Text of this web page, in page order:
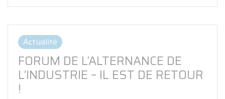
Actualité
FORUM DE L’ALTERNANCE DE
L’INDUSTRIE – IL EST DE RETOUR
!